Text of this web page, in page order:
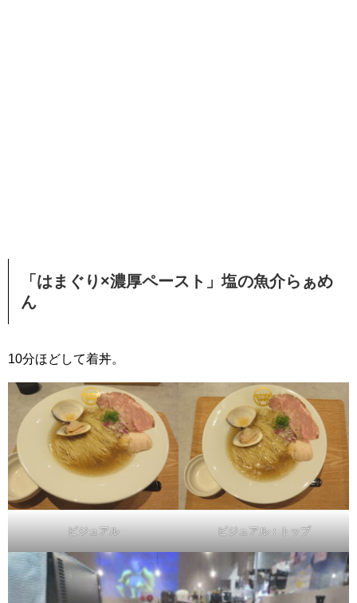
「はまぐり×濃厚ペースト」塩の魚介らぁめ
ん
10分ほどして着丼。
ビジュアル ビジュアル：トップ